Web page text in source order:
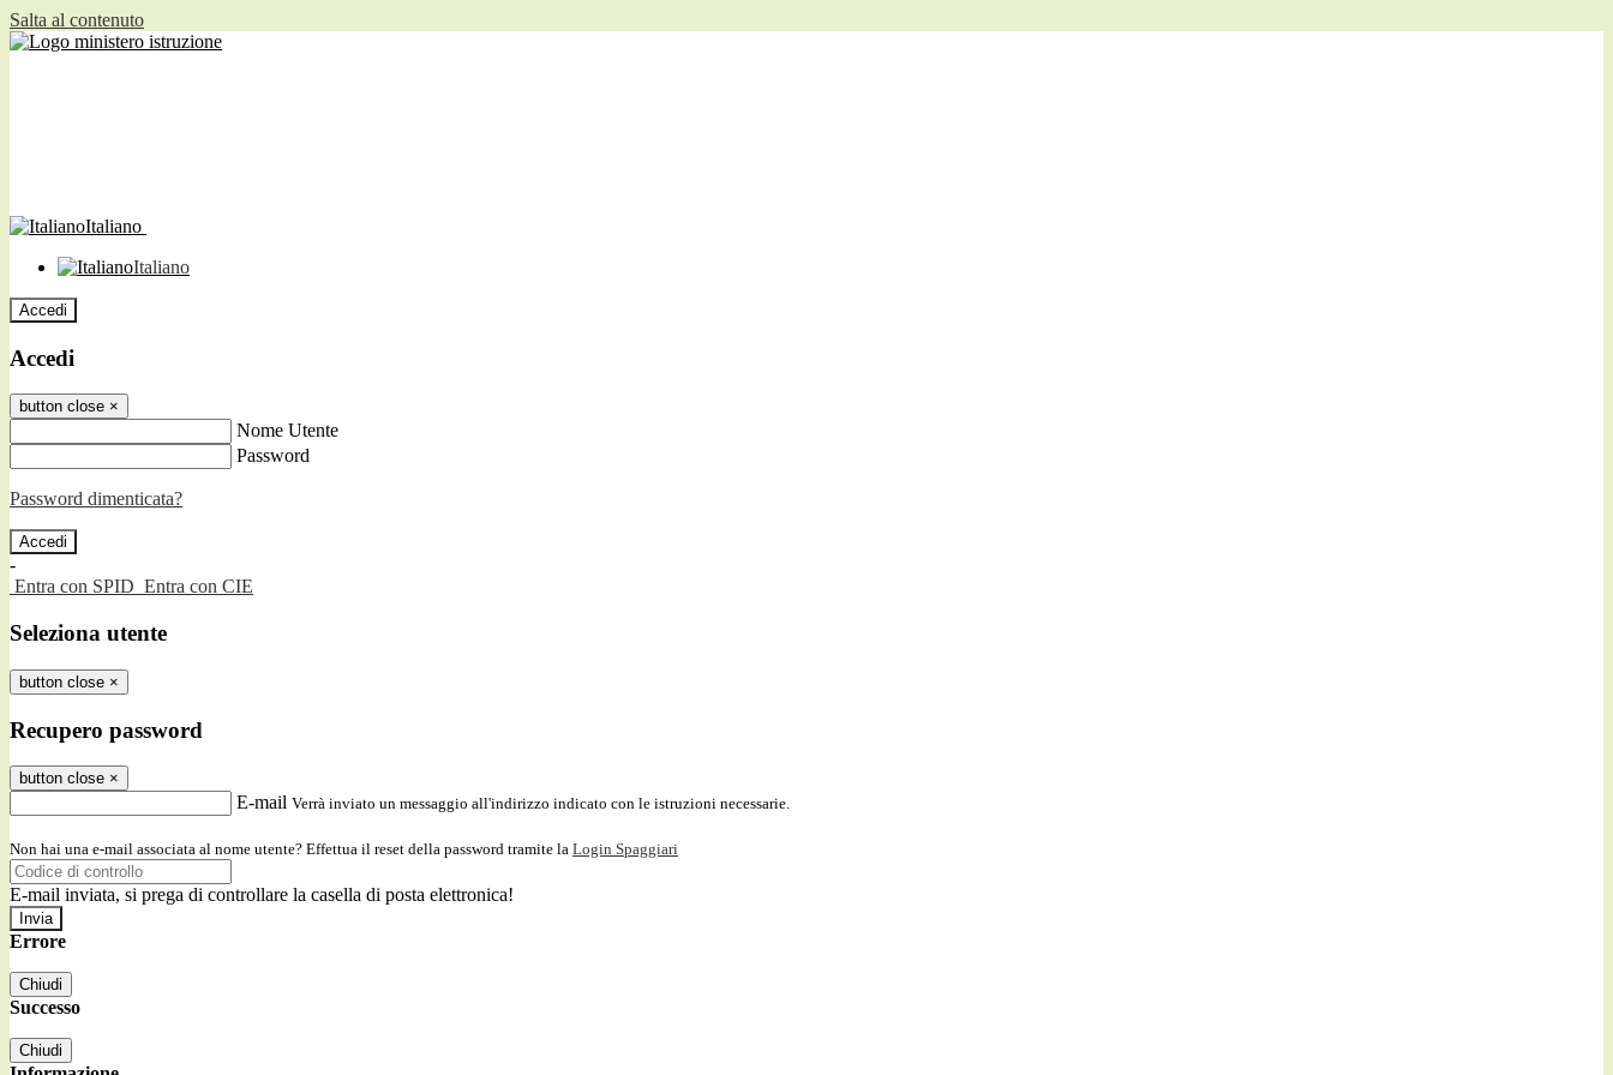
Salta al contenuto
Italiano
Italiano
Accedi
Accedi
button close ×
Nome Utente
Password
Password dimenticata?
-
Entra con SPID Entra con CIE
Seleziona utente
button close ×
Recupero password
button close ×
E-mail Verrà inviato un messaggio all'indirizzo indicato con le istruzioni necessarie.
Non hai una e-mail associata al nome utente? Effettua il reset della password tramite la Login Spaggiari
E-mail inviata, si prega di controllare la casella di posta elettronica!
Errore
Chiudi
Successo
Chiudi